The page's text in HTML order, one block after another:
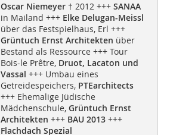
Oscar Niemeyer† 2012 +++ SANAA
in Mailand +++ Elke Delugan-Meissl
über das Festspielhaus, Erl +++
Grüntuch Ernst Architekten über
Bestand als Ressource +++ Tour
Bois-le Prêtre, Druot, Lacaton und
Vassal +++ Umbau eines
Getreidespeichers, PTEarchitects
+++ Ehemalige Jüdische
Mädchenschule, Grüntuch Ernst
Architekten +++ BAU 2013+++
Flachdach Spezial